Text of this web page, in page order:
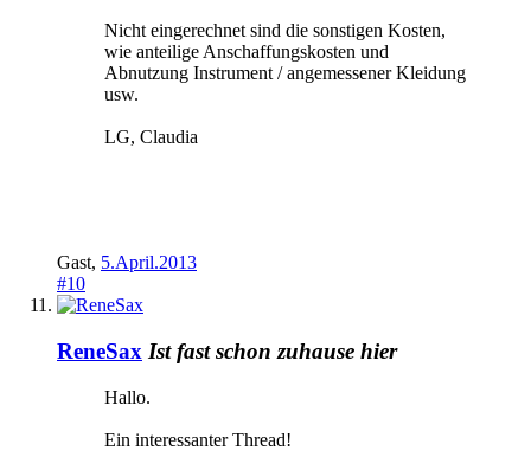
Nicht eingerechnet sind die sonstigen Kosten,
wie anteilige Anschaffungskosten und
Abnutzung Instrument / angemessener Kleidung
usw.
LG, Claudia
Gast, 5.April.2013
#10
ReneSax Ist fast schon zuhause hier
Hallo.
Ein interessanter Thread!